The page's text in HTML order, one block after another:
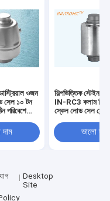
ওজন
সেল ১০ টন
পরিবেশে
শিল্পভিত্তিক
IN-RC3 কলাম
স্কেল লোড সেল
সহ
ভালো দাম
Desktop
Site